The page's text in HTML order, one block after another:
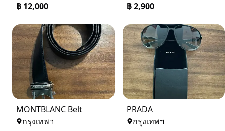
฿ 12,000
฿2,900
MONTBLANC Belt
กรุงเทพฯ
PRADA
กรุงเทพฯ